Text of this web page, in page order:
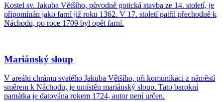
Kostel sv. Jakuba Většího, původně gotická stavba ze 14. století, je
připomínán jako farní již roku 1362. V 17. století patřil přechodně k
Náchodu, po roce 1709 byl opět farní.
Mariánský sloup
V areálu chrámu svatého Jakuba Většího, při komunikaci z náměstí
směrem k Náchodu, je umístěn mariánský sloup. Tato barokní
památka je datována rokem 1724, autor není určen.